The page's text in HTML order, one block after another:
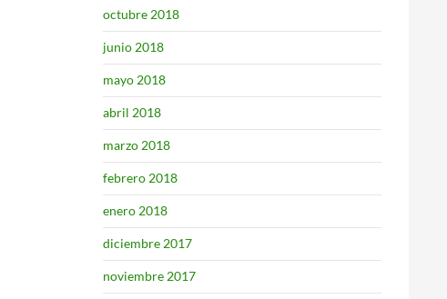
octubre 2018
junio 2018
mayo 2018
abril 2018
marzo 2018
febrero 2018
enero 2018
diciembre 2017
noviembre 2017